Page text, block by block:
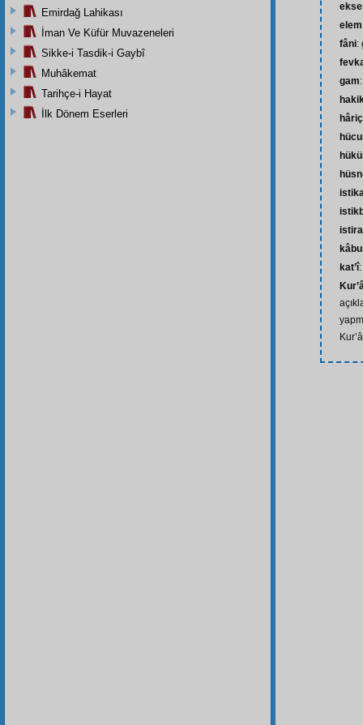
elem
fâni:
gam
hâriç
kat’î
Emirdağ Lahikası
İman Ve Küfür Muvazeneleri
Sikke-i Tasdik-i Gaybî
Muhâkemat
Tarihçe-i Hayat
İlk Dönem Eserleri